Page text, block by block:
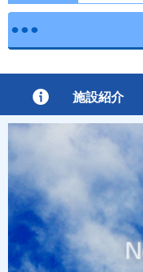
施設紹介